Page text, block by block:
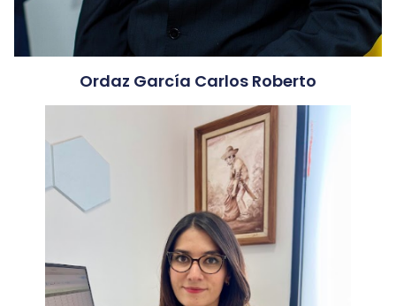
Ordaz García Carlos Roberto